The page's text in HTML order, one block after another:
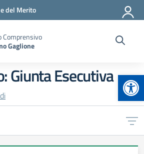
del Merito
Comprensivo
Gaglione
Giunta Esecutiva